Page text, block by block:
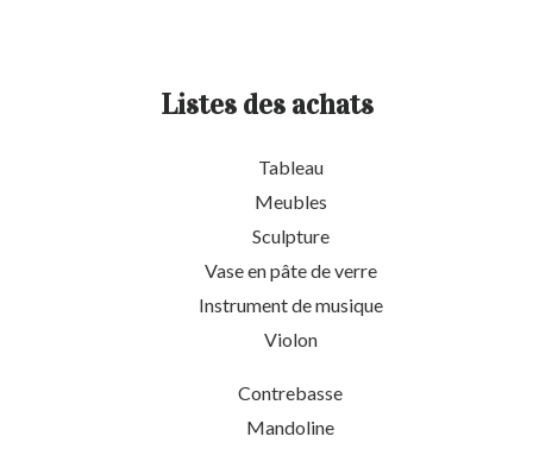
Listes des achats
Tableau
Meubles
Sculpture
Vase en pâte de verre
Instrument de musique
Violon
Contrebasse
Mandoline